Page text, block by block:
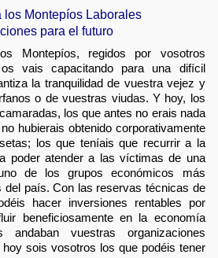
los Montepíos Laborales
para el futuro
Montepíos, regidos por vosotros
vais capacitando para una difícil
la tranquilidad de vuestra vejez y
o de vuestras viudas. Y hoy, los
los que antes no erais nada
hubierais obtenido corporativamente
los que teníais que recurrir a la
poder atender a las víctimas de una
de los grupos económicos más
país. Con las reservas técnicas de
hacer inversiones rentables por
beneficiosamente en la economía
vuestras organizaciones
sois vosotros los que podéis tener